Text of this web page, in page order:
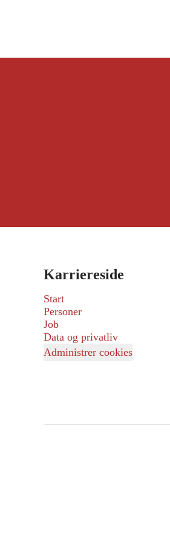
Karriereside
Start
Personer
Job
Data og privatliv
Administrer cookies